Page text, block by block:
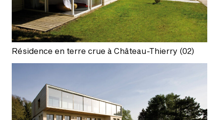
Résidence en terre crue à Château-Thierry (02)